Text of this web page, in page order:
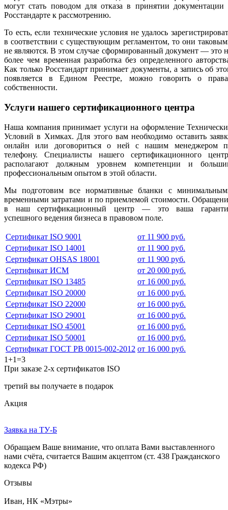
могут стать поводом для отказа в принятии документации
Росстандарте к рассмотрению.
То есть, если технические условия не удалось
в соответствии с существующим регламентом, то они
не являются. В этом случае сформированный документ — это
более чем временная разработка без определенного
Как только Росстандарт принимает документы, а запись об
появляется в Едином Реестре, можно говорить о
собственности.
Услуги нашего сертификационного центра
Наша компания принимает услуги на оформление
Условий в Химках. Для этого вам необходимо оставить
онлайн или договориться о ней с нашим менеджером
телефону. Специалисты нашего сертификационного
располагают должным уровнем компетенции и
профессиональным опытом в этой области.
Мы подготовим все нормативные бланки с
временными затратами и по приемлемой стоимости.
в наш сертификационный центр — это ваша
успешного ведения бизнеса в правовом поле.
Сертификат ISO 9001
от 11 900 руб.
Сертификат ISO 14001
от 11 900 руб.
Сертификат OHSAS 18001
от 11 900 руб.
Сертификат ИСМ
от 20 000 руб.
Сертификат ISO 13485
от 16 000 руб.
Сертификат ISO 20000
от 16 000 руб.
Сертификат ISO 22000
от 16 000 руб.
Сертификат ISO 29001
от 16 000 руб.
Сертификат ISO 45001
от 16 000 руб.
Сертификат ISO 50001
от 16 000 руб.
Сертификат ГОСТ РВ 0015-002-2012 от 16 000 руб.
1+1=3
При заказе 2-х сертификатов ISO
третий вы получаете в подарок
Акция
Заявка на ТУ-Б
Обращаем Ваше внимание, что оплата Вами выставленного
нами счёта, считается Вашим акцептом (ст. 438 Гражданского
кодекса РФ)
Отзывы
Иван, НК «Мэтры»